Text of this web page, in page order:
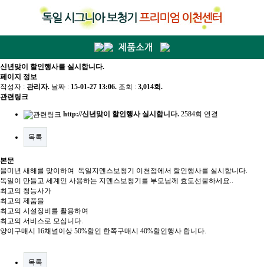
신년맞이 할인행사를 실시합니다.
페이지 정보
작성자 : 관리자. 날짜 : 15-01-27 13:06. 조회 : 3,014회.
관련링크
http://신년맞이 할인행사 실시합니다. 2584회 연결
목록
본문
을미년 새해를 맞이하여 독일지멘스보청기 이천점에서 할인행사를 실시합니다.
독일이 만들고 세계인 사용하는 지멘스보청기를 부모님께 효도선물하세요..
최고의 청능사가
최고의 제품을
최고의 시설장비를 활용하여
최고의 서비스로 모십니다.
양이구매시 16채널이상 50%할인 한쪽구매시 40%할인행사 합니다.
목록